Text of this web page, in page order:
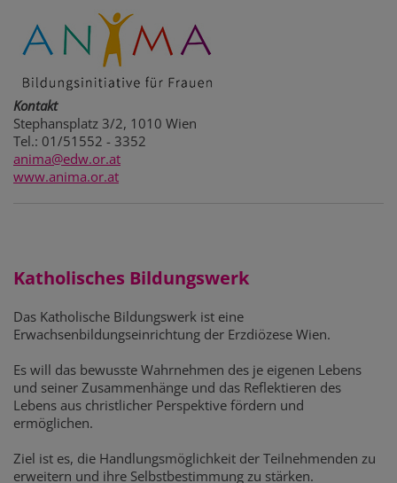
Kontakt
Stephansplatz 3/2, 1010 Wien
Tel.: 01/51552 - 3352
anima@edw.or.at
www.anima.or.at
Katholisches Bildungswerk
Das Katholische Bildungswerk ist eine
Erwachsenbildungseinrichtung der Erzdiözese Wien.
Es will das bewusste Wahrnehmen des je eigenen Lebens
und seiner Zusammenhänge und das Reflektieren des
Lebens aus christlicher Perspektive fördern und
ermöglichen.
Ziel ist es, die Handlungsmöglichkeit der Teilnehmenden zu
erweitern und ihre Selbstbestimmung zu stärken.